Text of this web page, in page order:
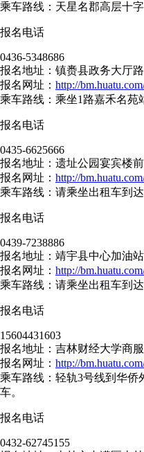
乘车路线：天星名郡高层十字
报名电话
0436-5348686
报名地址：镇赉县政务大厅
报名网址： http://
乘车路线：乘坐1路嘉禾名苑
报名电话
0435-6625666
报名地址：遗址公园宴宾楼前
报名网址： http://
乘车路线：请乘坐出租车到达
报名电话
0439-7238886
报名地址：靖宇县中心加油站
报名网址： http://
乘车路线：请乘坐出租车到达
报名电话
15604431603
报名地址：吉林财经大学商
报名网址： http://
乘车路线：轻轨3号线到华侨
车。
报名电话
0432-62745155